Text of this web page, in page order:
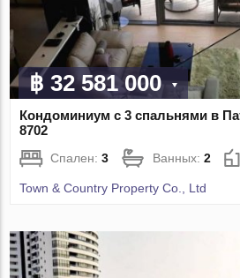
฿ 32 581 000
Кондоминиум с 3 спальнями в
8702
Спален:3 Ванных:2
Town & Country Property Co., Ltd